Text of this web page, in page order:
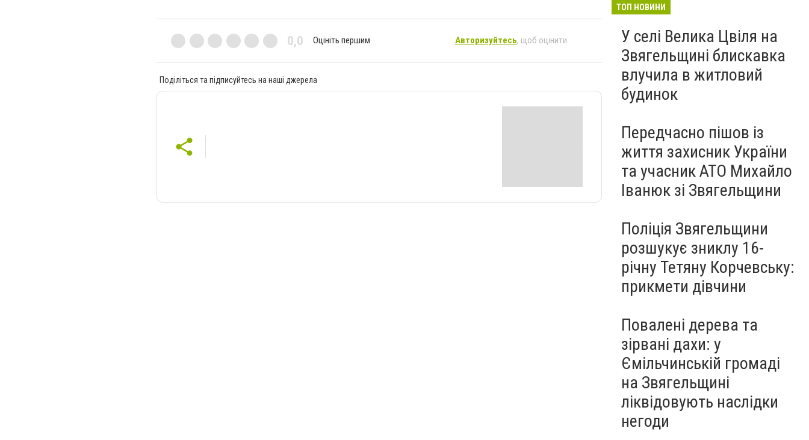
0,0 Оцініть першим Авторизуйтесь, щоб оцінити
Поділіться та підписуйтесь на наші джерела
майбутніх водійок автобусів
ТОП НОВИНИ
У селі Велика Цвіля на
Звягельщині блискавка
влучила в житловий
будинок
Передчасно пішов із
життя захисник України
та учасник АТО Михайло
Іванюк зі Звягельщини
Поліція Звягельщини
розшукує зниклу 16-
річну Тетяну Корчевську:
прикмети дівчини
Повалені дерева та
зірвані дахи: у
Ємільчинській громаді
на Звягельщині
ліквідовують наслідки
негоди